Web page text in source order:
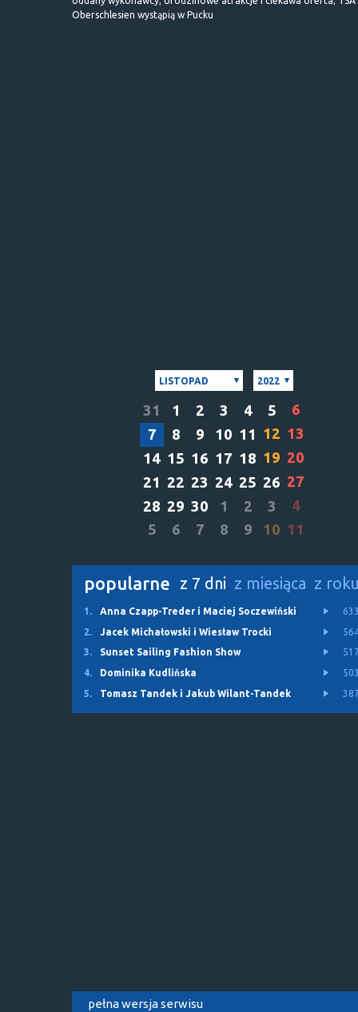
Oberschlesien wystąpią w Pucku
LISTOPAD 2022
31 1 2 3 4 5
6
7
8 9 10 11 12 13
14 15 16 17 18 19 20
21 22 23 24 25 26 27
28 29 30 1 2 3
4
5
6 7 8 9 10 11
popularne z 7 dni z miesiąca z
1. Anna Czapp-Treder i Maciej Soczewiński
2.
Jacek Michałowski i Wiesław Trocki
3.
Sunset Sailing Fashion Show
4.
Dominika Kudlińska
5.
Tomasz Tandek i Jakub Wilant-Tandek
pełna wersja serwisu